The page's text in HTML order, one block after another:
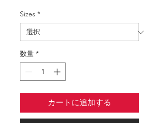
Sizes *
数量 *
カートに追加する